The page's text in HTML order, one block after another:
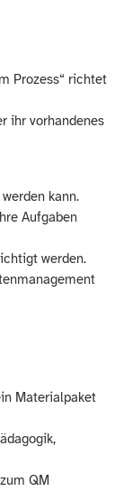
Prozess“ richtet
ihr vorhandenes
kann.
Aufgaben
werden.
Materialpaket
QM